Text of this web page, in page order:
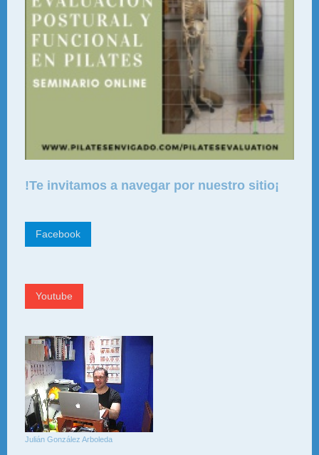
!Te invitamos a navegar por nuestro sitio¡
Facebook
Youtube
Julián González Arboleda